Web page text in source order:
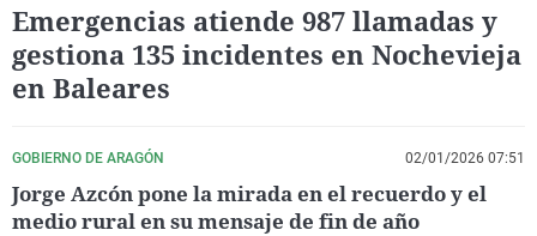
Emergencias atiende 987 llamadas y
gestiona 135 incidentes en Nochevieja
en Baleares
GOBIERNO DE ARAGÓN 02/01/2026 07:51
Jorge Azcón pone la mirada en el recuerdo y el
medio rural en su mensaje de fin de año